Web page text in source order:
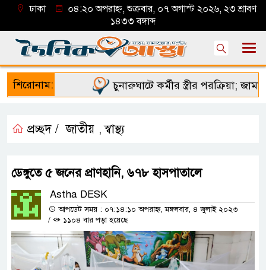
ঢাকা
০৪:২০ অপরাহ্ন, শুক্রবার, ০৭ অগাস্ট ২০২৬, ২৩ শ্রাবণ
১৪৩৩ বঙ্গাব্দ
শিরোনাম: চুনারুঘাটে কর্মীর স্ত্রীর পরক্রিয়া;
প্রচ্ছদ / জাতীয় ,স্বাস্থ্য
ডেঙ্গুতে ৫ জনের প্রাণহানি, ৬৭৮ হাসপাতালে
Astha DESK
আপডেট সময় : ০৭:১৪:১০ অপরাহ্ন, মঙ্গলবার, ৪ জুলাই ২০২৩
/
১১০৪ বার পড়া হয়েছে